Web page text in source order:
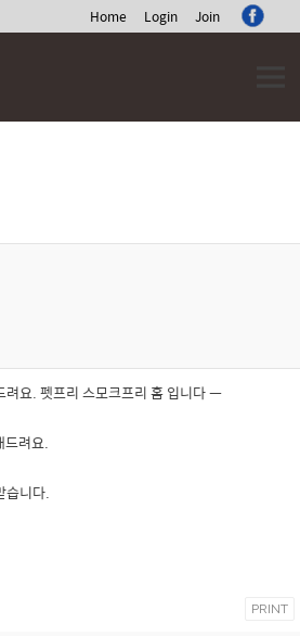
Home Login Join
요. 펫프리 스모크프리 홈 입니다 ㅡ
드려요.
습니다.
PRINT